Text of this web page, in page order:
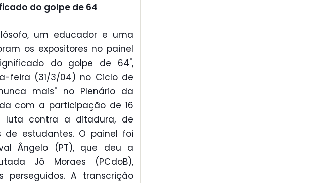
do golpe de 64
um educador e uma
os expositores no painel
do golpe de 64",
feira (31/3/04) no Ciclo de
mais" no Plenário da
com a participação de 16
luta contra a ditadura, de
de estudantes. O painel foi
Ângelo (PT), que deu a
Jô Moraes (PCdoB),
perseguidos. A transcrição